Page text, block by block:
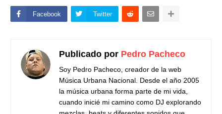
Facebook Twitter
Publicado por Pedro Pacheco
Soy Pedro Pacheco, creador de la web
Música Urbana Nacional. Desde el año 2005
la música urbana forma parte de mi vida,
cuando inicié mi camino como DJ explorando